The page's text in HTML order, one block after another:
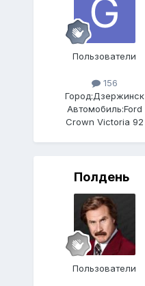
Пользователи
156
Город:Дзержинск
Автомобиль:Ford
Crown Victoria 92
Полдень
Пользователи